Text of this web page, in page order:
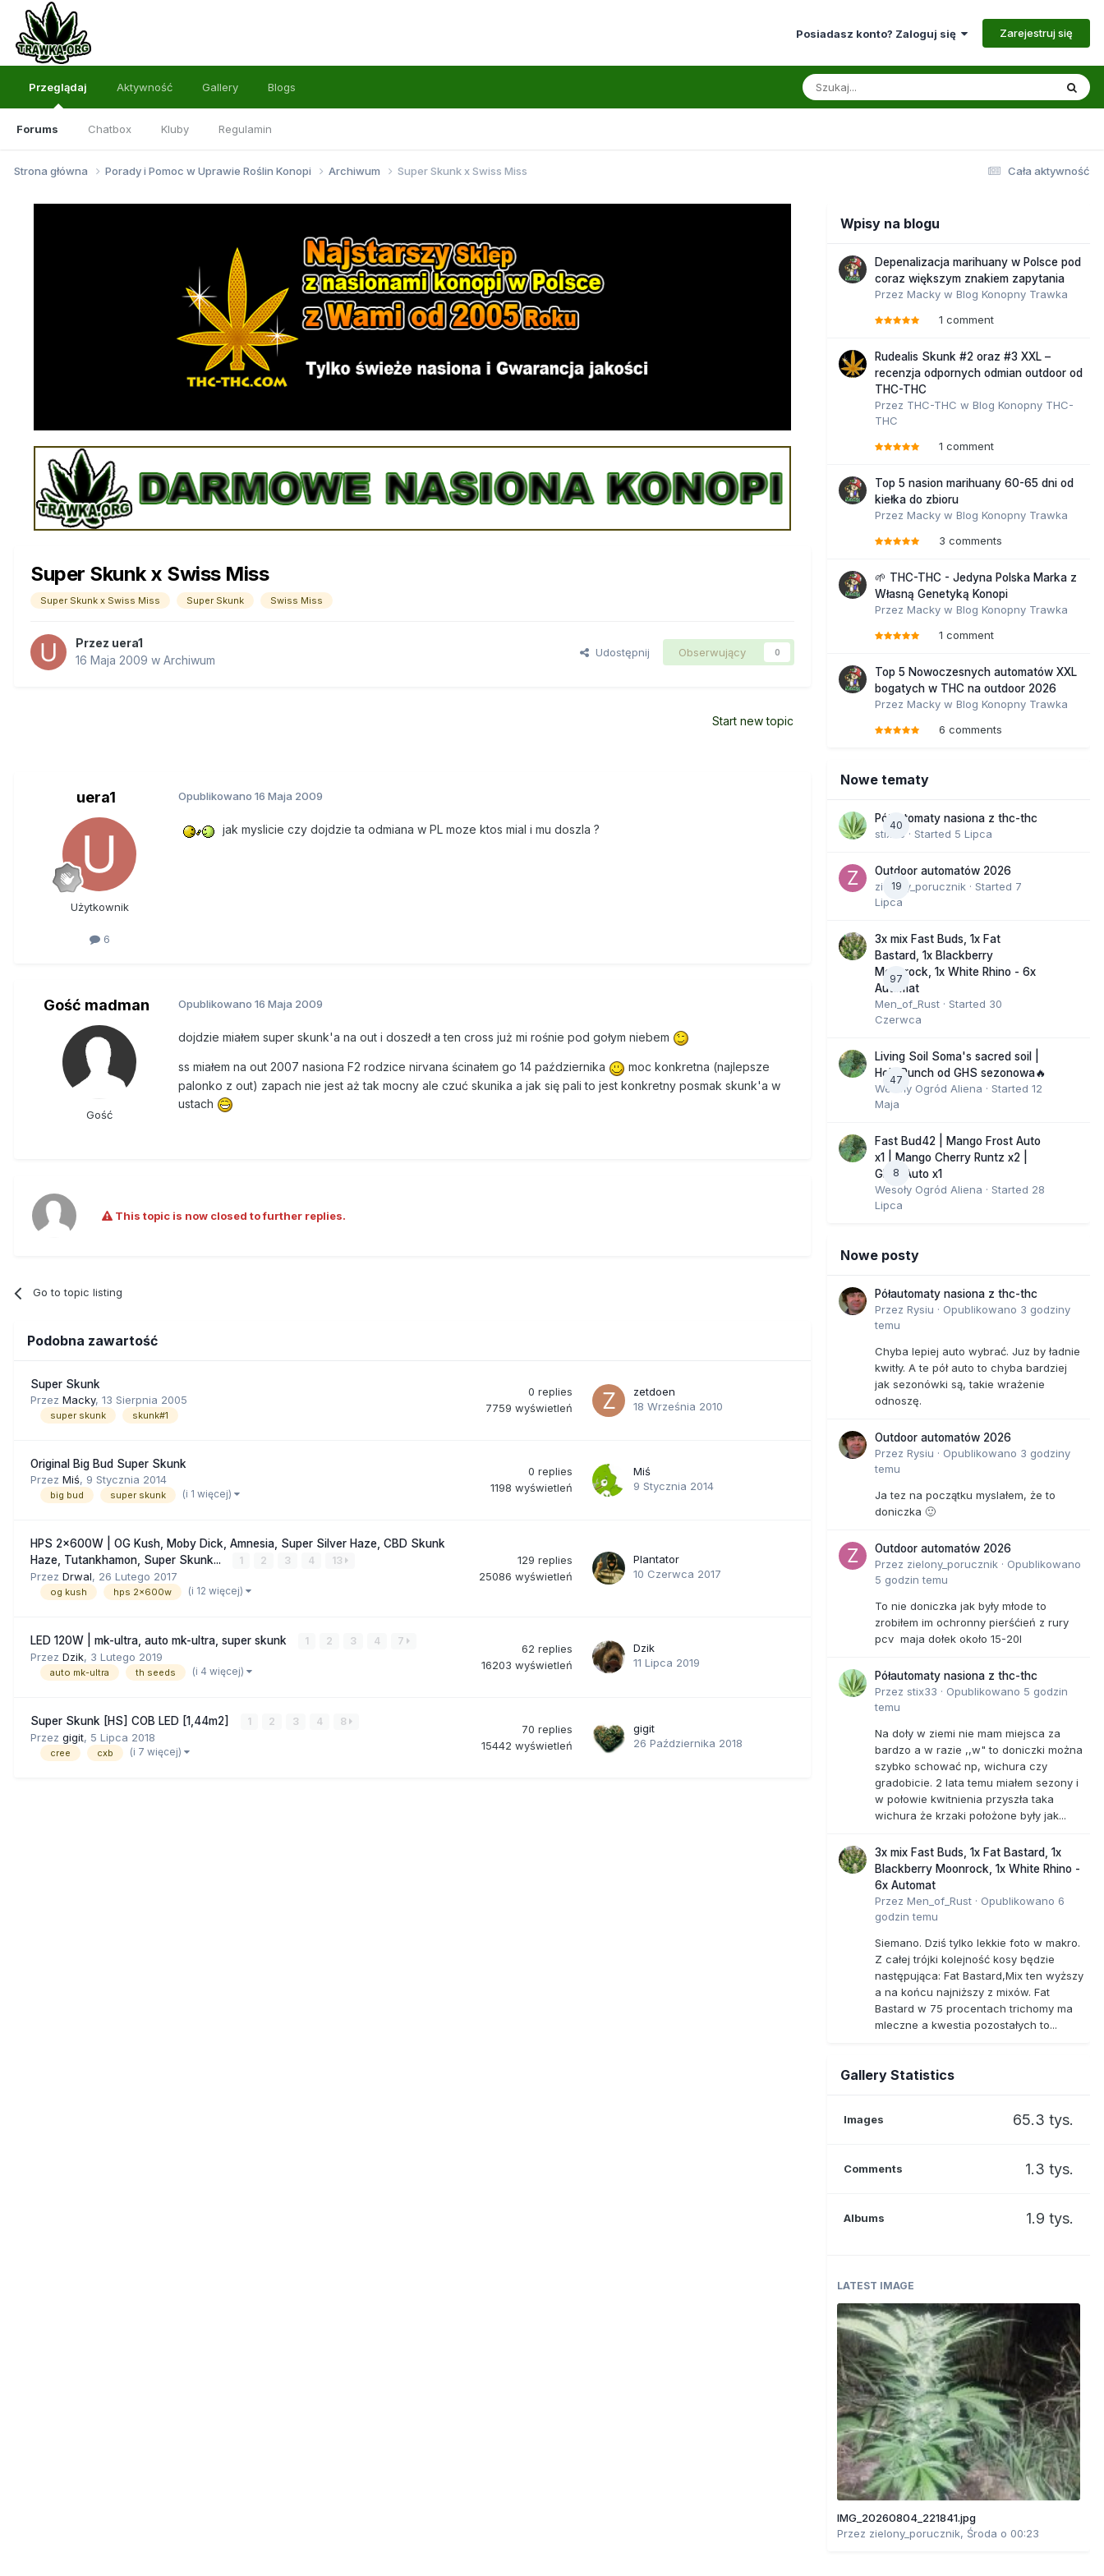
Posiadasz konto? Zaloguj się Zarejestruj się
Przeglądaj
Forums Chatbox Kluby Regulamin
Aktywność Gallery Blogs
Cała aktywność
Strona główna Porady i Pomoc w Uprawie Roślin Konopi Archiwum Super Skunk x Swiss Miss
Super Skunk x Swiss Miss
Super Skunk x Swiss Miss Super Skunk Swiss Miss
Przez uera1
16 Maja 2009 w Archiwum
Udostępnij Obserwujący 0
Start new topic
uera1
Użytkownik
6
Opublikowano 16 Maja 2009
jak myslicie czy dojdzie ta odmiana w PL moze ktos mial i mu doszla ?
Gość madman
Gość
Opublikowano 16 Maja 2009
dojdzie miałem super skunk'a na out i doszedł a ten cross już mi rośnie pod gołym niebem
ss miałem na out 2007 nasiona F2 rodzice nirvana ścinałem go 14 października
moc konkretna (najlepsze
palonko z out) zapach nie jest aż tak mocny ale czuć skunika a jak się pali to jest konkretny posmak skunk'a w
ustach
This topic is now closed to further replies.
Go to topic listing
Podobna zawartość
Super Skunk
Przez Macky, 13 Sierpnia 2005
super skunk skunk#1
0 replies
7759 wyświetleń
zetdoen
18 Września 2010
Original Big Bud Super Skunk
Przez Miś, 9 Stycznia 2014
big bud super skunk (i 1 więcej)
0 replies
1198 wyświetleń
Miś
9 Stycznia 2014
HPS 2x600W | OG Kush, Moby Dick, Amnesia, Super Silver Haze, CBD Skunk
Haze, Tutankhamon, Super Skunk...
1 2 3 4 13
Przez Drwal, 26 Lutego 2017
og kush hps 2x600w (i 12 więcej)
129 replies
25086 wyświetleń
Plantator
10 Czerwca 2017
LED 120W | mk-ultra, auto mk-ultra, super skunk 1 2 3 4 7
Przez Dzik, 3 Lutego 2019
auto mk-ultra th seeds (i 4 więcej)
62 replies
16203 wyświetleń
Dzik
11 Lipca 2019
Super Skunk [HS] COB LED [1,44m2] 1 2 3 4 8
Przez gigit, 5 Lipca 2018
cree cxb (i 7 więcej)
70 replies
15442 wyświetleń
gigit
26 Października 2018
Wpisy na blogu
Depenalizacja marihuany w Polsce pod
coraz większym znakiem zapytania
Przez Macky w Blog Konopny Trawka
1 comment
Rudealis Skunk #2 oraz #3 XXL –
recenzja odpornych odmian outdoor od
THC-THC
Przez THC-THC w Blog Konopny THC-
THC
1 comment
Top 5 nasion marihuany 60-65 dni od
kiełka do zbioru
Przez Macky w Blog Konopny Trawka
3 comments
🌱 THC-THC - Jedyna Polska Marka z
Własną Genetyką Konopi
Przez Macky w Blog Konopny Trawka
1 comment
Top 5 Nowoczesnych automatów XXL
bogatych w THC na outdoor 2026
Przez Macky w Blog Konopny Trawka
6 comments
Nowe tematy
40
Półautomaty nasiona z thc-thc
stix33 · Started 5 Lipca
19
Outdoor automatów 2026
zielony_porucznik · Started 7
Lipca
97
3x mix Fast Buds, 1x Fat
Bastard, 1x Blackberry
Moonrock, 1x White Rhino - 6x
Automat
Men_of_Rust · Started 30
Czerwca
47
Living Soil Soma's sacred soil |
Holy Punch od GHS sezonowa🔥
Wesoły Ogród Aliena · Started 12
Maja
8
Fast Bud42 | Mango Frost Auto
x1 | Mango Cherry Runtz x2 |
GMO Auto x1
Wesoły Ogród Aliena · Started 28
Lipca
Nowe posty
Półautomaty nasiona z thc-thc
Przez Rysiu · Opublikowano 3 godziny
temu
Chyba lepiej auto wybrać. Juz by ładnie
kwitły. A te pół auto to chyba bardziej
jak sezonówki są, takie wrażenie
odnoszę.
Outdoor automatów 2026
Przez Rysiu · Opublikowano 3 godziny
temu
Ja tez na początku myslałem, że to
doniczka 🙂
Outdoor automatów 2026
Przez zielony_porucznik · Opublikowano
5 godzin temu
To nie doniczka jak były młode to
zrobiłem im ochronny pierśćień z rury
pcv maja dołek około 15-20l
Półautomaty nasiona z thc-thc
Przez stix33 · Opublikowano 5 godzin
temu
Na doły w ziemi nie mam miejsca za
bardzo a w razie ,,w" to doniczki można
szybko schować np, wichura czy
gradobicie. 2 lata temu miałem sezony i
w połowie kwitnienia przyszła taka
wichura że krzaki położone były jak...
3x mix Fast Buds, 1x Fat Bastard, 1x
Blackberry Moonrock, 1x White Rhino -
6x Automat
Przez Men_of_Rust · Opublikowano 6
godzin temu
Siemano. Dziś tylko lekkie foto w makro.
Z całej trójki kolejność kosy będzie
następująca: Fat Bastard,Mix ten wyższy
a na końcu najniższy z mixów. Fat
Bastard w 75 procentach trichomy ma
mleczne a kwestia pozostałych to...
Gallery Statistics
Images 65.3 tys.
Comments 1.3 tys.
Albums 1.9 tys.
LATEST IMAGE
IMG_20260804_221841.jpg
Przez zielony_porucznik, Środa o 00:23